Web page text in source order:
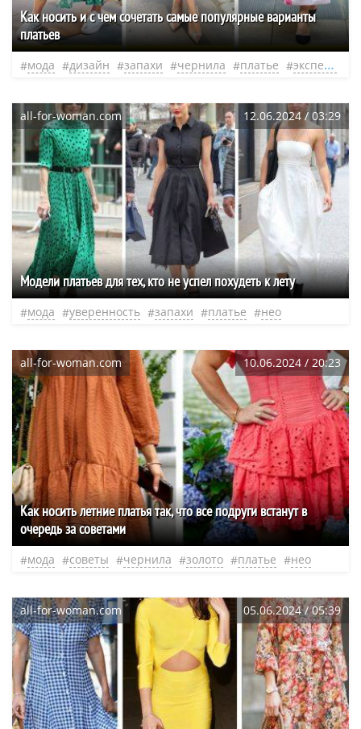
Как носить и с чем сочетать самые популярные варианты
платьев
мода дизайн запахи чернила платье эксперт
all-for-woman.com 12.06.2024 / 03:29
Модели платьев для тех, кто не успел похудеть к лету
мода уверенность запахи платье нео
all-for-woman.com 10.06.2024 / 20:23
Как носить летние платья так, что все подруги встанут в
очередь за советами
мода советы чернила золото платье нео
all-for-woman.com 05.06.2024 / 05:39